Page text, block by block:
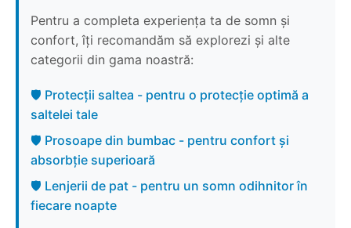
Pentru a completa experiența ta de somn și
confort, îți recomandăm să explorezi și alte
categorii din gama noastră:
🛡️ Protecții saltea - pentru o protecție optimă a
saltelei tale
🛡️ Prosoape din bumbac - pentru confort și
absorbție superioară
🛡️ Lenjerii de pat - pentru un somn odihnitor în
fiecare noapte